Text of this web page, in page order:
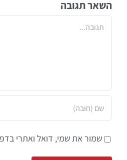
השאר תגובה
הערה
שמור את שמי, דואל ואתרי